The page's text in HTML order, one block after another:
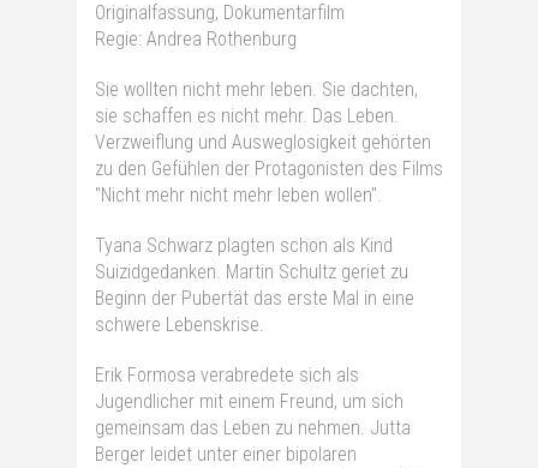
Originalfassung, Dokumentarfilm
Regie: Andrea Rothenburg
Sie wollten nicht mehr leben. Sie dachten,
sie schaffen es nicht mehr. Das Leben.
Verzweiflung und Ausweglosigkeit gehörten
zu den Gefühlen der Protagonisten des Films
"Nicht mehr nicht mehr leben wollen".
Tyana Schwarz plagten schon als Kind
Suizidgedanken. Martin Schultz geriet zu
Beginn der Pubertät das erste Mal in eine
schwere Lebenskrise.
Erik Formosa verabredete sich als
Jugendlicher mit einem Freund, um sich
gemeinsam das Leben zu nehmen. Jutta
Berger leidet unter einer bipolaren